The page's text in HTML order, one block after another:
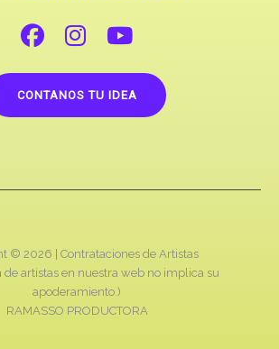
CONTANOS TU IDEA
© 2026 | Contrataciones de Artistas
de artistas en nuestra web no implica su
apoderamiento.)
RAMASSO PRODUCTORA